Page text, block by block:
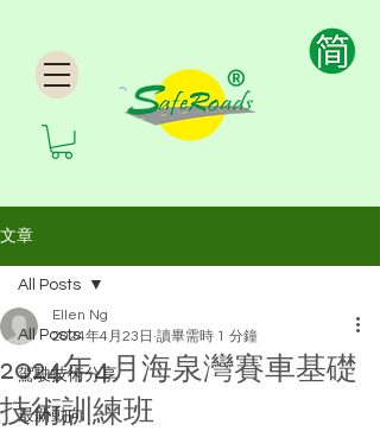
文章
All Posts
駕駛技術分享
最新動向
All Posts
2024年4月海泉灣賽車基礎
技術訓練班
Ellen Ng
2024年4月23日 讀畢需時 1 分鐘